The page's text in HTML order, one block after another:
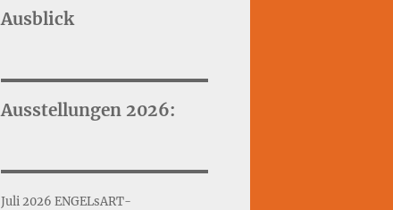
Ausblick
Ausstellungen 2026:
Juli 2026 ENGELsART-